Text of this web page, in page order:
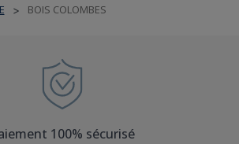
> BOIS COLOMBES
100% sécurisé